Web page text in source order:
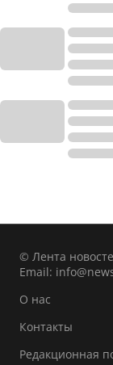
© Лента
Email:
О нас
Контакты
Редакционная